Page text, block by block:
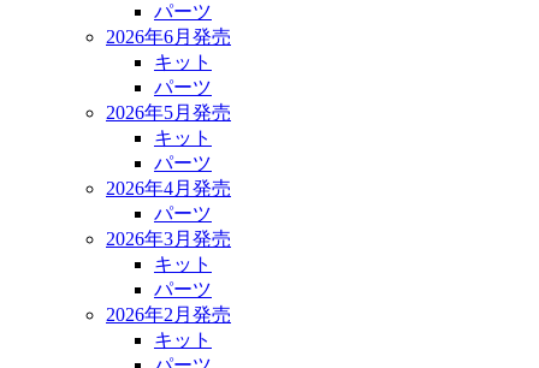
パーツ
2026年6月発売
キット
パーツ
2026年5月発売
キット
パーツ
2026年4月発売
パーツ
2026年3月発売
キット
パーツ
2026年2月発売
キット